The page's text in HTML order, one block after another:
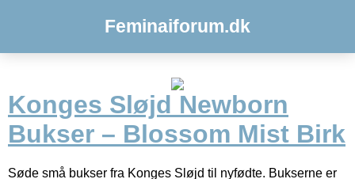
Feminaiforum.dk
Konges Sløjd Newborn
Bukser – Blossom Mist Birk
Søde små bukser fra Konges Sløjd til nyfødte. Bukserne er